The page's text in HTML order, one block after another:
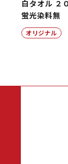
白タオル ２
蛍光染料無
オリジナル